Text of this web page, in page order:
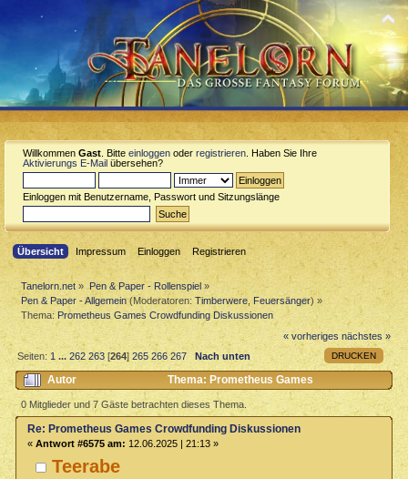
Willkommen Gast . Bitte einloggen oder registrieren . Haben Sie Ihre
Aktivierungs E-Mail übersehen?
Einloggen mit Benutzername, Passwort und Sitzungslänge
Übersicht Impressum Einloggen Registrieren
Tanelorn.net » Pen & Paper - Rollenspiel»
Pen & Paper - Allgemein(Moderatoren:Timberwere Feuersänger) »
Thema:Prometheus Games Crowdfunding Diskussionen
« vorheriges nächstes »
DRUCKEN
Seiten:1 ...262 263 [264]265 266 267 Nach unten
Autor
Thema: Prometheus Games
Crowdfunding Diskussionen (Gelesen 1247205 mal)
0 Mitglieder und 7 Gäste betrachten dieses Thema.
Teerabe
Re: Prometheus Games Crowdfunding Diskussionen
« Antwort #6575 am: 12.06.2025 | 21:13 »